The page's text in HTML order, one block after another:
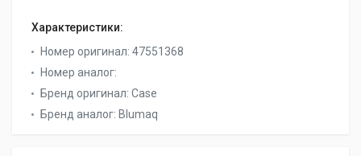
Характеристики:
Номер оригинал: 47551368
Номер аналог:
Бренд оригинал: Case
Бренд аналог: Blumaq